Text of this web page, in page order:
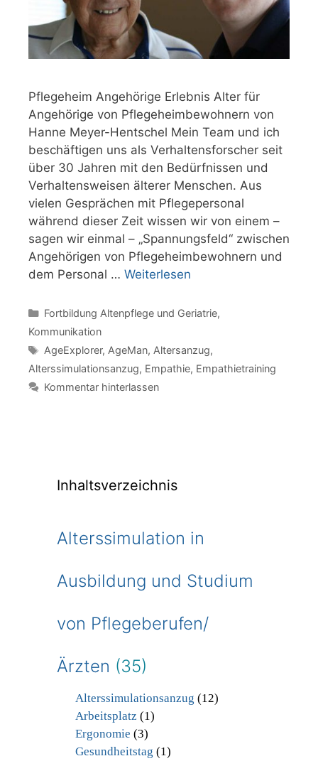
Pflegeheim Angehörige Erlebnis Alter für
Angehörige von Pflegeheimbewohnern von
Hanne Meyer-Hentschel Mein Team und ich
beschäftigen uns als Verhaltensforscher seit
über 30 Jahren mit den Bedürfnissen und
Verhaltensweisen älterer Menschen. Aus
vielen Gesprächen mit Pflegepersonal
während dieser Zeit wissen wir von einem –
sagen wir einmal – „Spannungsfeld“ zwischen
Angehörigen von Pflegeheimbewohnern und
dem Personal … Weiterlesen
Kategorien
Fortbildung Altenpflege und Geriatrie,
Kommunikation
Schlagwörter
AgeExplorer, AgeMan, Altersanzug,
Alterssimulationsanzug, Empathie, Empathietraining
Kommentar hinterlassen
Inhaltsverzeichnis
Alterssimulation in
Ausbildung und Studium
von Pflegeberufen/
Ärzten (35)
Alterssimulationsanzug (12)
Arbeitsplatz (1)
Ergonomie (3)
Gesundheitstag (1)